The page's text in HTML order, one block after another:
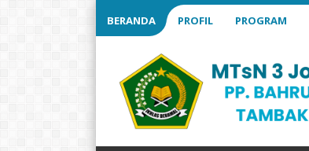
BERANDA PROFIL PROGRAM